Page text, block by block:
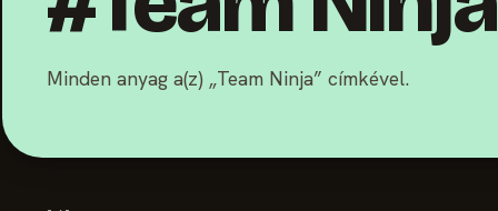
Minden anyag a(z) „Team Ninja” címkével.